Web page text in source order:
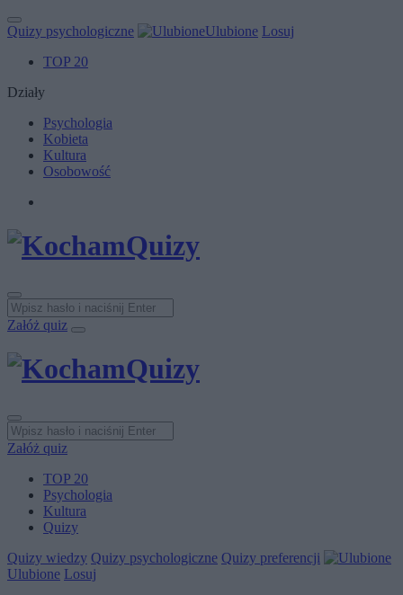
Quizy psychologiczne Ulubione Losuj
TOP 20
Działy
Psychologia
Kobieta
Kultura
Osobowość
Załóż quiz
Załóż quiz
TOP 20
Psychologia
Kultura
Quizy
Quizy wiedzy Quizy psychologiczne Quizy preferencji
Ulubione Losuj